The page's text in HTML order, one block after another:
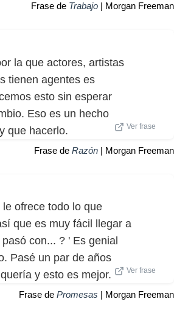
Frase de Trabajo | Morgan Freeman
la que actores, artistas
tienen agentes es
esto sin esperar
Eso es un hecho
que hacerlo.
Ver frase
Frase de Razón | Morgan Freeman
le ofrece todo lo que
que es muy fácil llegar a
con... ? ' Es genial
Pasé un par de años
y esto es mejor.
Ver frase
Frase de Promesas | Morgan Freeman